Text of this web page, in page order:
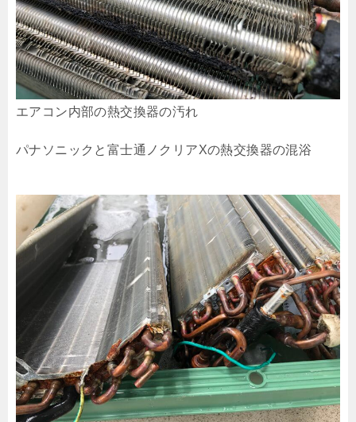
エアコン内部の熱交換器の汚れ
パナソニックと富士通ノクリアXの熱交換器の混浴